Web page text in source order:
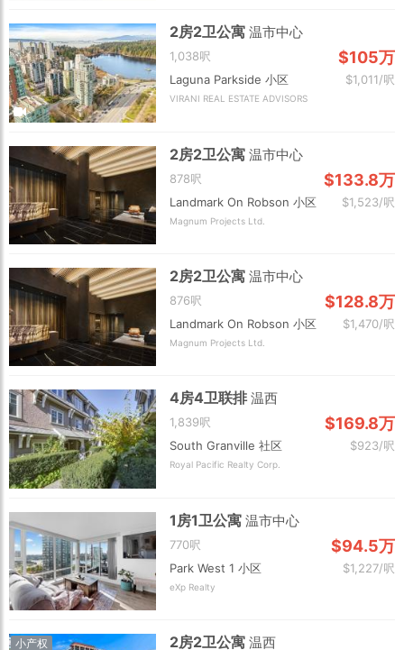
2房2卫公寓温市中心
1,038呎 $105万
Laguna Parkside 小区 $1,011/呎
VIRANI REAL ESTATE ADVISORS
2房2卫公寓温市中心
878呎 $133.8万
Landmark On Robson 小区 $1,523/呎
Magnum Projects Ltd.
2房2卫公寓温市中心
876呎 $128.8万
Landmark On Robson 小区 $1,470/呎
Magnum Projects Ltd.
4房4卫联排温西
1,839呎 $169.8万
South Granville 社区 $923/呎
Royal Pacific Realty Corp.
1房1卫公寓温市中心
770呎 $94.5万
Park West 1 小区 $1,227/呎
eXp Realty
小产权 2房2卫公寓温西